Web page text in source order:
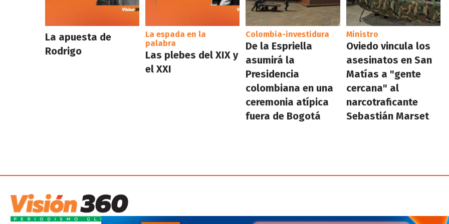
La apuesta de
Rodrigo
La espada en la
palabra
Las plebes del XIX y
el XXI
Colombia-investidura
De la Espriella
asumirá la
Presidencia
colombiana en una
ceremonia atípica
fuera de Bogotá
Ministro
Oviedo vincula los
asesinatos en San
Matías a "gente
cercana" al
narcotraficante
Sebastián Marset